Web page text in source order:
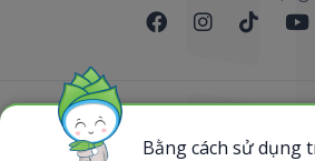
Sơ đồ website
Bằng cách sử dụng